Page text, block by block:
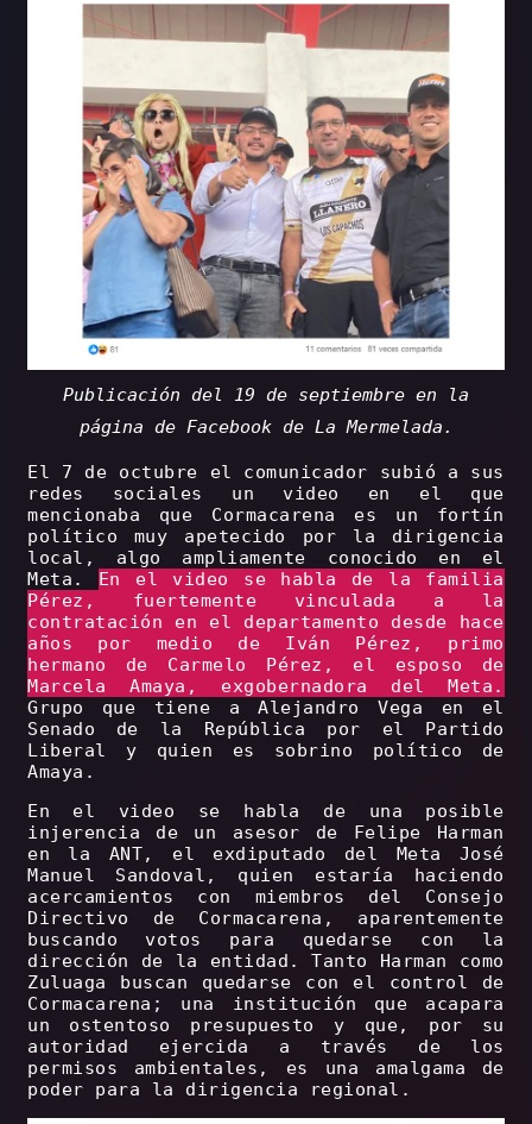
Publicación del 19 de septiembre en la
página de Facebook de La Mermelada.
El 7 de octubre el comunicador subió a sus
redes sociales un video en el que
mencionaba que Cormacarena es un fortín
político muy apetecido por la dirigencia
local, algo ampliamente conocido en el
Meta. En el video se habla de la familia
Pérez, fuertemente vinculada a la
contratación en el departamento desde hace
años por medio de Iván Pérez, primo
hermano de Carmelo Pérez, el esposo de
Marcela Amaya, exgobernadora del Meta.
Grupo que tiene a Alejandro Vega en el
Senado de la República por el Partido
Liberal y quien es sobrino político de
Amaya.
En el video se habla de una posible
injerencia de un asesor de Felipe Harman
en la ANT, el exdiputado del Meta José
Manuel Sandoval, quien estaría haciendo
acercamientos con miembros del Consejo
Directivo de Cormacarena, aparentemente
buscando votos para quedarse con la
dirección de la entidad. Tanto Harman como
Zuluaga buscan quedarse con el control de
Cormacarena; una institución que acapara
un ostentoso presupuesto y que, por su
autoridad ejercida a través de los
permisos ambientales, es una amalgama de
poder para la dirigencia regional.